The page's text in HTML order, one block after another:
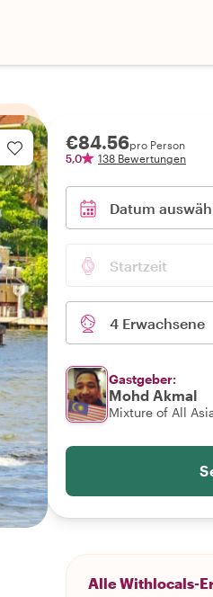
€84.56pro Person
5,0
138 Bewertungen
Datum
Startzeit
4 Erwachsene
Gastgeber:
Mohd Akmal
Mixture of All
Alle Withlocals-